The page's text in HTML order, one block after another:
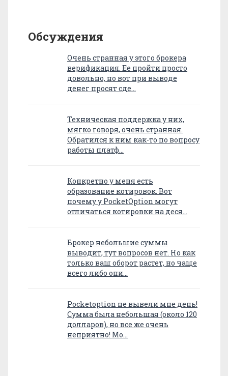
Обсуждения
Очень странная у этого брокера
верификация. Ее пройти просто
довольно, но вот при выводе
денег просят сде…
Техническая поддержка у них,
мягко говоря, очень странная.
Обратился к ним как-то по вопросу
работы платф…
Конкретно у меня есть
образование котировок. Вот
почему у PocketOption могут
отличаться котировки на деся…
Брокер небольшие суммы
выводит, тут вопросов нет. Но как
только ваш оборот растет, но чаще
всего либо они…
Pocketoption не вывели мне день!
Сумма была небольшая (около 120
долларов), но все же очень
неприятно! Мо…